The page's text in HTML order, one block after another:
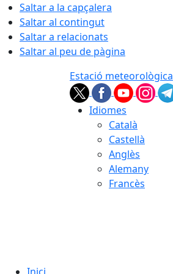
Saltar a la capçalera
Saltar al contingut
Saltar a relacionats
Saltar al peu de pàgina
Estació meteorològica
Idiomes
Català
Castellà
Anglès
Alemany
Francès